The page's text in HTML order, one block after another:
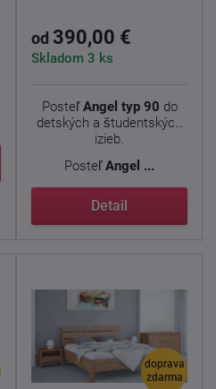
od 390,00 €
Skladom 3 ks
PosteľAngel typ 90 do
detských a študentských
izieb.
PosteľAngel ...
Detail
doprava
zdarma